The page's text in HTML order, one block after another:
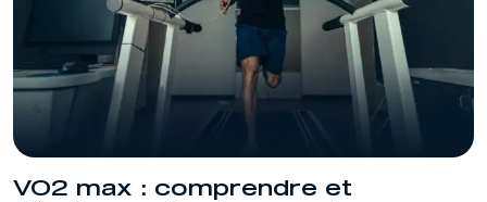
VO2 max : comprendre et